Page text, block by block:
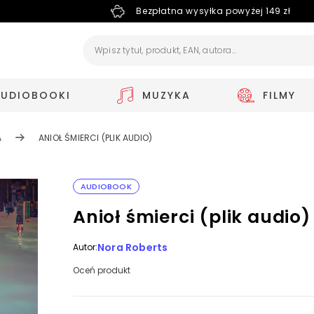
Bezpłatna wysyłka powyżej 149 zł
MUZYKA FILMY
ANIOŁ ŚMIERCI (PLIK AUDIO)
AUDIOBOOK
Anioł śmierci (plik audio)
Autor:Nora Roberts
Oceń produkt